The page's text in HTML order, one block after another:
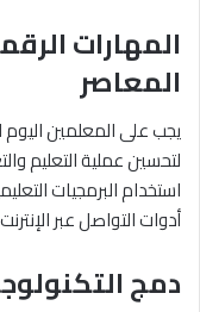
المهارات
المعاصر
يجب على المعلمين
لتحسين عملية التعليم
استخدام البرمجيات
أدوات التواصل عبر
دمج